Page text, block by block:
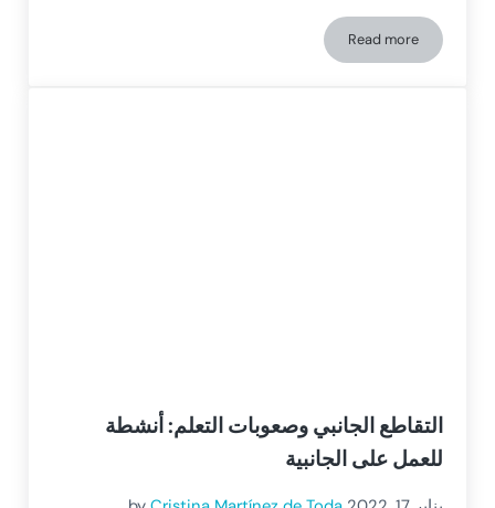
Read moreاتخاذ القرار من وجهة نظر نفسية
التقاطع الجانبي وصعوبات التعلم: أنشطة
للعمل على الجانبية